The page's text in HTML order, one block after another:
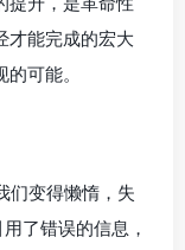
才能完成的宏大
可能。
们变得懒惰，失
了错误的信息，